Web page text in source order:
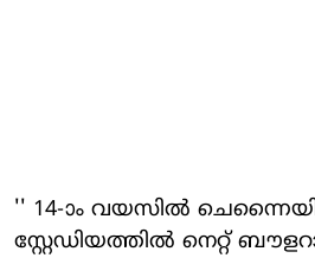
'' 14-ാം വയസിൽ
സ്റ്റേഡിയത്തിൽ നെറ്റ്